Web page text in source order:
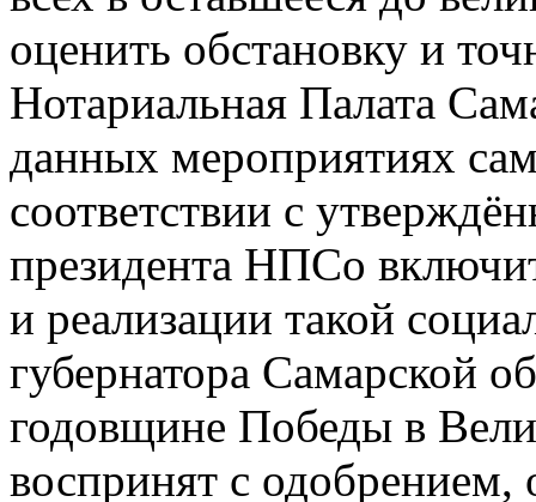
оценить обстановку и
Нотариальная Палата
данных мероприятиях
соответствии с
президента НПСо
и реализации такой
губернатора Самарской
годовщине Победы в
воспринят с одобрением,